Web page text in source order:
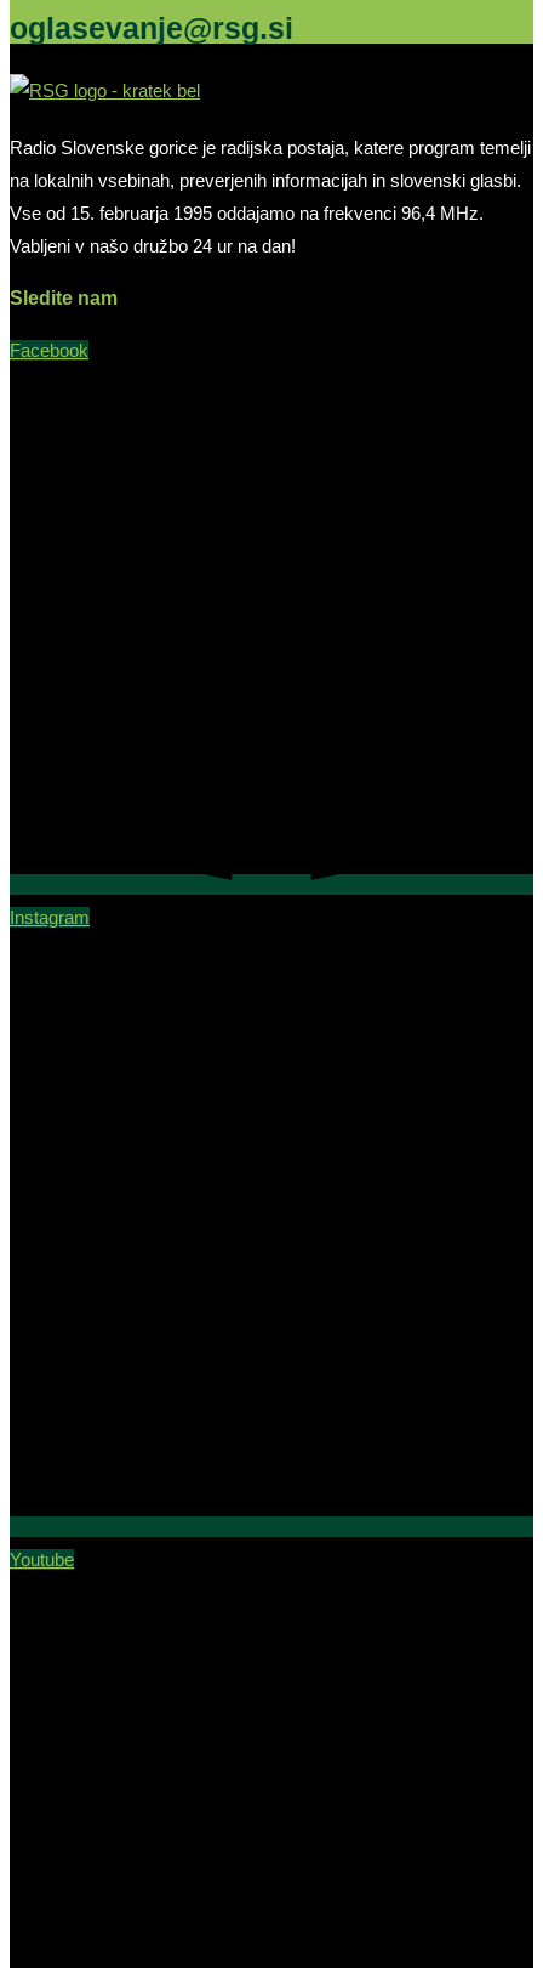
oglasevanje@rsg.si
Radio Slovenske gorice je radijska postaja, katere program temelji
na lokalnih vsebinah, preverjenih informacijah in slovenski glasbi.
Vse od 15. februarja 1995 oddajamo na frekvenci 96,4 MHz.
Vabljeni v našo družbo 24 ur na dan!
Sledite nam
Facebook
Instagram
Youtube